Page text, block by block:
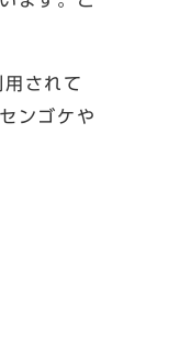
されて
ンゴケや